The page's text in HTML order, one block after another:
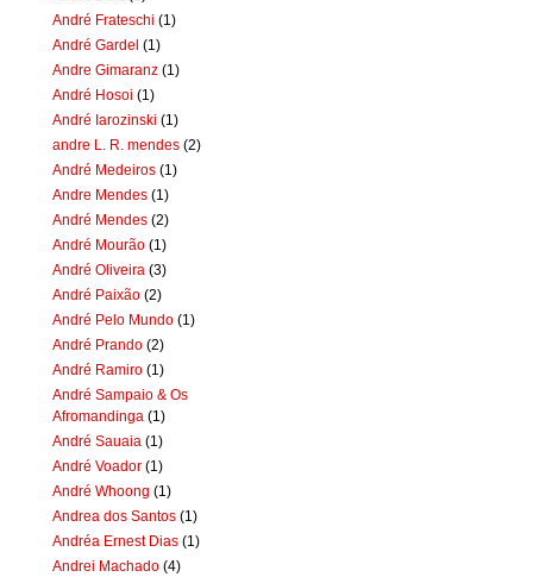
André Frateschi (1)
André Gardel (1)
Andre Gimaranz (1)
André Hosoi (1)
André Iarozinski (1)
andre L. R. mendes (2)
André Medeiros (1)
Andre Mendes (1)
André Mendes (2)
André Mourão (1)
André Oliveira (3)
André Paixão (2)
André Pelo Mundo (1)
André Prando (2)
André Ramiro (1)
André Sampaio & Os
Afromandinga (1)
André Sauaia (1)
André Voador (1)
André Whoong (1)
Andrea dos Santos (1)
Andréa Ernest Dias (1)
Andrei Machado (4)